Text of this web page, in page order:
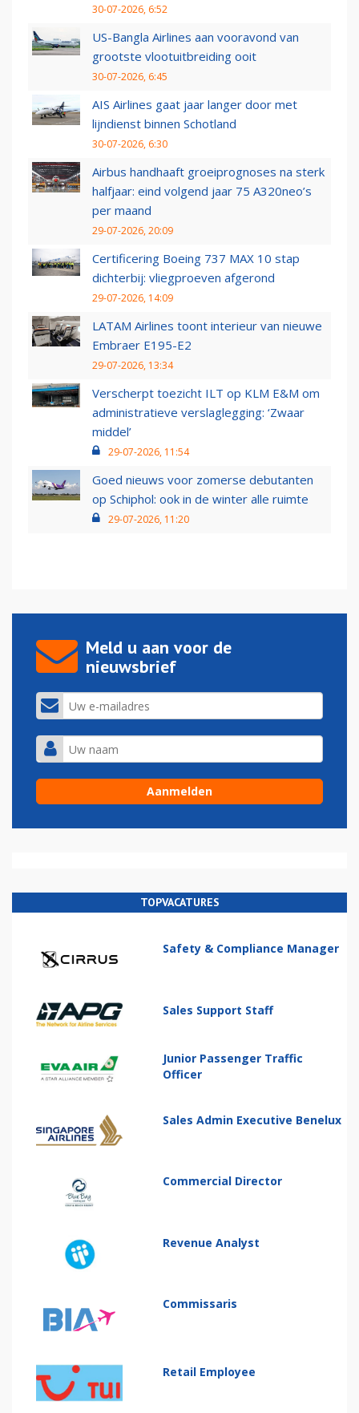
30-07-2026, 6:52
US-Bangla Airlines aan vooravond van
grootste vlootuitbreiding ooit
30-07-2026, 6:45
AIS Airlines gaat jaar langer door met
lijndienst binnen Schotland
30-07-2026, 6:30
Airbus handhaaft groeiprognoses na sterk
halfjaar: eind volgend jaar 75 A320neo’s
per maand
29-07-2026, 20:09
Certificering Boeing 737 MAX 10 stap
dichterbij: vliegproeven afgerond
29-07-2026, 14:09
LATAM Airlines toont interieur van nieuwe
Embraer E195-E2
29-07-2026, 13:34
Verscherpt toezicht ILT op KLM E&M om
administratieve verslaglegging: ‘Zwaar
middel’
29-07-2026, 11:54
Goed nieuws voor zomerse debutanten
op Schiphol: ook in de winter alle ruimte
29-07-2026, 11:20
Meld u aan voor de
nieuwsbrief
TOPVACATURES
Safety & Compliance Manager
Sales Support Staff
Junior Passenger Traffic
Officer
Sales Admin Executive Benelux
Commercial Director
Revenue Analyst
Commissaris
Retail Employee